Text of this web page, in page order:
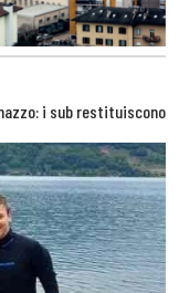
i sub restituiscono